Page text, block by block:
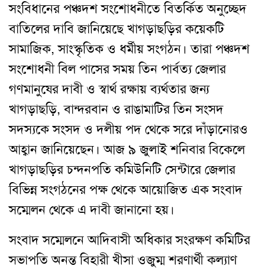
সংবিধানের পঞ্চদশ সংশোধনীতে বিতর্কিত অনুচ্ছেদ
বাতিলের দাবি জানিয়েছে খাগড়াছড়ির কয়েকটি
সামাজিক, সাংস্কৃতিক ও ধর্মীয় সংগঠন। তারা পঞ্চদশ
সংশোধনী বিল পাসের সময় তিন পার্বত্য জেলার
গণমানুষের দাবী ও স্বার্থ রক্ষায় ব্যর্থতার জন্য
খাগড়াছড়ি,বান্দরবান ও রাঙামাটির তিন সংসদ
সদস্যকে সংসদ ও দলীয় পদ থেকে সরে দাঁড়ানোরও
আহ্বান জানিয়েছেন। আজ ৯ জুলাই শনিবার বিকেলে
খাগড়াছড়ির চন্দনপতি কমিউনিটি সেন্টারে জেলার
বিভিন্ন সংগঠনের পক্ষ থেকে আয়োজিত এক সংবাদ
সম্মেলন থেকে এ দাবী জানানো হয়।
সংবাদ সম্মেলনে আদিবাসী অধিকার সংরক্ষণ কমিটির
সভাপতি অনন্ত বিহারী খীসা ওজুম্ম শরণার্থী কল্যাণ